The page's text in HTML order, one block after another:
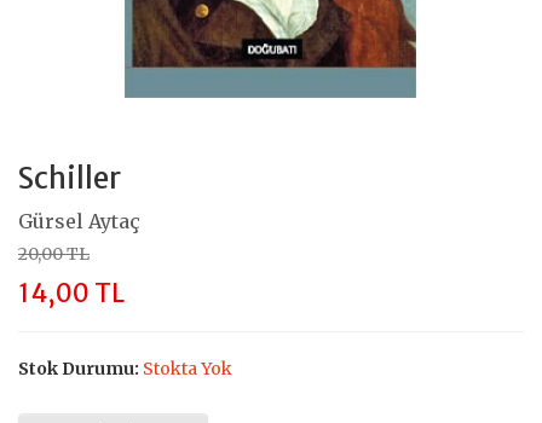
Schiller
Gürsel Aytaç
20,00 TL
14,00 TL
Stok Durumu: Stokta Yok